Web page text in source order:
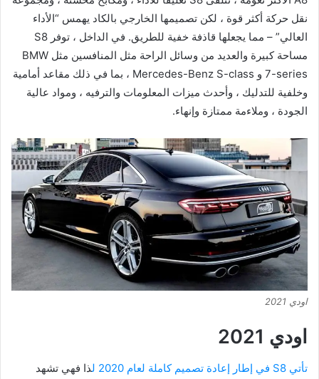
نقل حركة أكثر قوة ، لكن تصميمها الخارجي بالكاد يهمس “الأداء
العالي” – مما يجعلها قاذفة خفية للطريق. في الداخل ، توفر S8
مساحة كبيرة والعديد من وسائل الراحة مثل المنافسين مثل BMW
7-series و Mercedes-Benz S-class ، بما في ذلك مقاعد أمامية
وخلفية للتدليك ، وأحدث ميزات المعلومات والترفيه ، ومواد عالية
الجودة ، وملاءمة ممتازة وإنهاء.
اودي 2021
اودي 2021
تأتي S8 في إطار إعادة تصميم كاملة لعام 2020 ل
ذا فهي تشهد